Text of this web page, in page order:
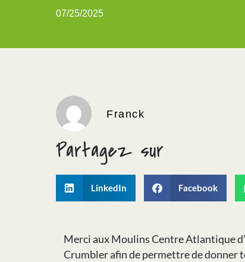
07/25/2025
Franck
Partagez sur
LinkedIn Facebook
Merci aux Moulins Centre Atlantique
Crumbler afin de permettre de donner